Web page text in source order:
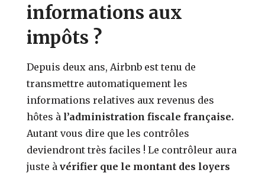
informations aux
impôts ?
Depuis deux ans, Airbnb est tenu de
transmettre automatiquement les
informations relatives aux revenus des
hôtes à l’administration fiscale française.
Autant vous dire que les contrôles
deviendront très faciles ! Le contrôleur aura
juste àvérifier que le montant des loyers